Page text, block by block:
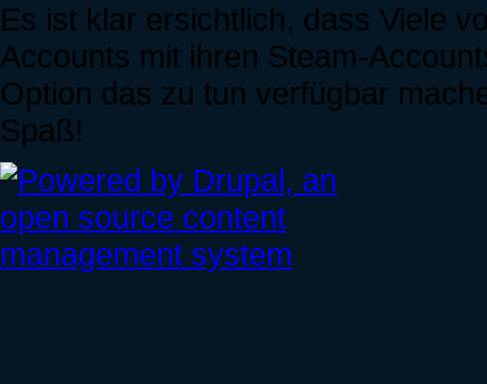
Es ist klar ersichtlich, dass Viele
Accounts mit ihren Steam-
Option das zu tun verfügbar
Spaß!